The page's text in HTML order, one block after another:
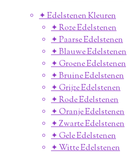
✦ Edelstenen Kleuren
✦ Roze Edelstenen
✦ Paarse Edelstenen
✦ Blauwe Edelstenen
✦ Groene Edelstenen
✦ Bruine Edelstenen
✦ Grijze Edelstenen
✦ Rode Edelstenen
✦ Oranje Edelstenen
✦ Zwarte Edelstenen
✦ Gele Edelstenen
✦ Witte Edelstenen